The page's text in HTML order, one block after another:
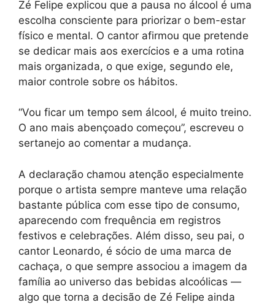
Zé Felipe explicou que a pausa no álcool é uma
escolha consciente para priorizar o bem-estar
físico e mental. O cantor afirmou que pretende
se dedicar mais aos exercícios e a uma rotina
mais organizada, o que exige, segundo ele,
maior controle sobre os hábitos.
“Vou ficar um tempo sem álcool, é muito treino.
O ano mais abençoado começou”, escreveu o
sertanejo ao comentar a mudança.
A declaração chamou atenção especialmente
porque o artista sempre manteve uma relação
bastante pública com esse tipo de consumo,
aparecendo com frequência em registros
festivos e celebrações. Além disso, seu pai, o
cantor Leonardo, é sócio de uma marca de
cachaça, o que sempre associou a imagem da
família ao universo das bebidas alcoólicas —
algo que torna a decisão de Zé Felipe ainda